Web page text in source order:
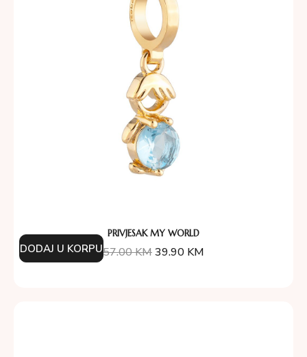
PRIVJESAK MY WORLD
57.00KM39.90 KM
DODAJ U KORPU